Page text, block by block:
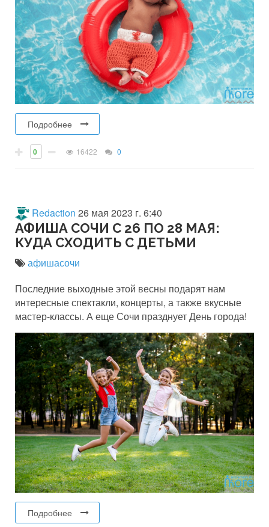
Подробнее
0 16422 0
Redaction 26 мая 2023 г. 6:40
АФИША СОЧИ С 26 ПО 28 МАЯ:
КУДА СХОДИТЬ С ДЕТЬМИ
афишасочи
Последние выходные этой весны подарят нам
интересные спектакли, концерты, а также вкусные
мастер-классы. А еще Сочи празднует День города!
Подробнее